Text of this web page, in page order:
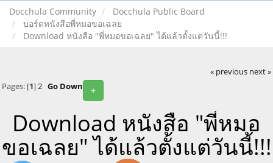
Docchula Community
Docchula Public Board
บอร์ดหนังสือพี่หมอขอเฉลย
Download หนังสือ "พี่หมอขอเฉลย" ได้แล้วตั้งแต่วันนี้!!!
« previous next »
+
Pages: [1]2 Go Down
Download หนังสือ "พี่หมอ
ขอเฉลย" ได้แล้วตั้งแต่วันนี้!!!